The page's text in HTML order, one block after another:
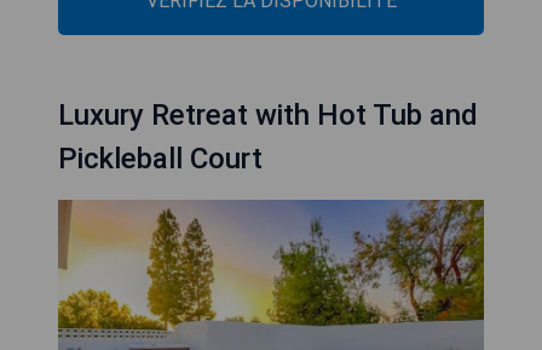
Luxury Retreat with Hot Tub and
Pickleball Court